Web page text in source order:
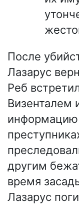
После
Лазарус
Реб
Визенталем
другим
время
Лазарус